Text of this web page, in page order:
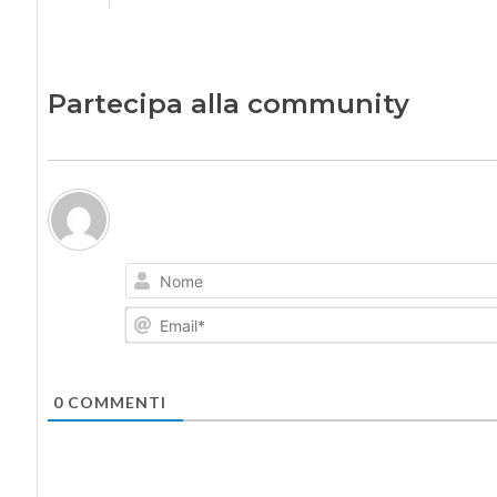
Partecipa alla community
0COMMENTI